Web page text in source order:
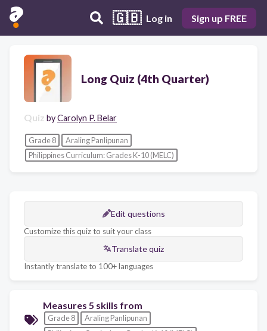
🇬🇧 Log in Sign up FREE
Long Quiz (4th Quarter)
Quiz byCarolyn P. Belar
Grade 8
Araling Panlipunan
Philippines Curriculum: Grades K-10 (MELC)
Edit questions
Customize this quiz to suit your class
Translate quiz
Instantly translate to 100+ languages
Measures 5 skills from
Grade 8
Araling Panlipunan